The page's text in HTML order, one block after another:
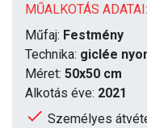
MŰALKOTÁS ADATAI:
Műfaj: Festmény
Technika: giclée
Méret: 50x50 cm
Alkotás éve: 2021
Személyes